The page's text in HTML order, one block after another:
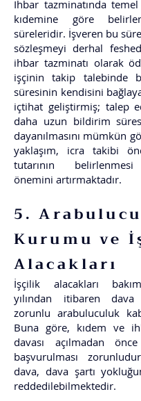
İhbar tazminatında
kıdemine göre
süreleridir. İşveren bu
sözleşmeyi derhal
ihbar tazminatı olarak
işçinin takip talebinde
süresinin kendisini
içtihat geliştirmiş; talep
daha uzun bildirim
dayanılmasını mümkün
yaklaşım, icra takibi
tutarının belirlenmesi
önemini artırmaktadır.
5.
Kurumu ve
Alacakları
İşçilik alacakları
yılından itibaren
zorunlu arabuluculuk
Buna göre, kıdem ve
davası açılmadan
başvurulması
dava, dava şartı
reddedilebilmektedir.